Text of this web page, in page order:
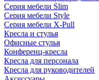
Серия мебели Slim
Серия мебели Style
Серия мебели X-Pull
Кресла и стулья
Офисные стулья
Конференц-кресла
Кресла для персонала
Кресла для руководителей